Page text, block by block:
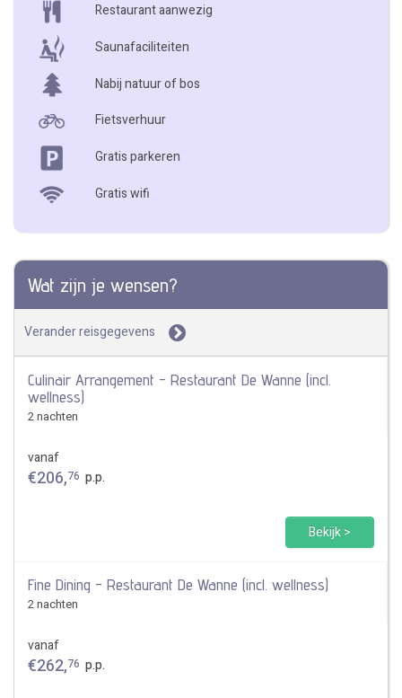
Restaurant aanwezig
Saunafaciliteiten
Nabij natuur of bos
Fietsverhuur
Gratis parkeren
Gratis wifi
Wat zijn je wensen?
Verander reisgegevens
Culinair Arrangement - Restaurant De Wanne (incl.
wellness)
2 nachten
vanaf
€206,76 p.p.
Bekijk >
Fine Dining - Restaurant De Wanne (incl. wellness)
2 nachten
vanaf
€262,76 p.p.